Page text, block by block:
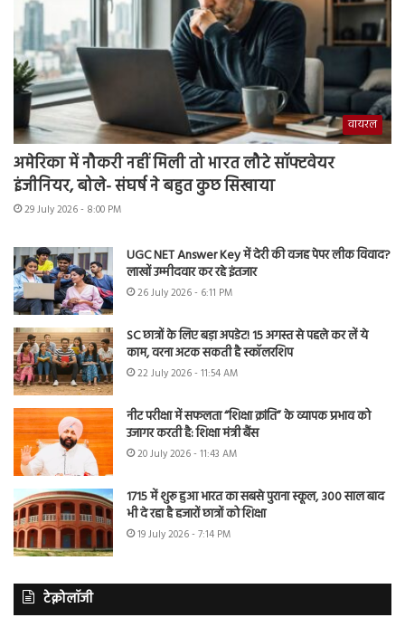
वायरल
अमेरिका में नौकरी नहीं मिली तो भारत लौटे सॉफ्टवेयर
इंजीनियर, बोले- संघर्ष ने बहुत कुछ सिखाया
29 July 2026 - 8:00 PM
UGC NET Answer Key में देरी की वजह पेपर लीक विवाद?
लाखों उम्मीदवार कर रहे इंतजार
26 July 2026 - 6:11 PM
SC छात्रों के लिए बड़ा अपडेट! 15 अगस्त से पहले कर लें ये
काम, वरना अटक सकती है स्कॉलरशिप
22 July 2026 - 11:54 AM
नीट परीक्षा में सफलता “शिक्षा क्रांति” के व्यापक प्रभाव को
उजागर करती है: शिक्षा मंत्री बैंस
20 July 2026 - 11:43 AM
1715 में शुरू हुआ भारत का सबसे पुराना स्कूल, 300 साल बाद
भी दे रहा है हजारों छात्रों को शिक्षा
19 July 2026 - 7:14 PM
टेक्नोलॉजी